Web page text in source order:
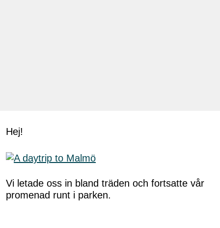
Hej!
Vi letade oss in bland träden och fortsatte vår
promenad runt i parken.